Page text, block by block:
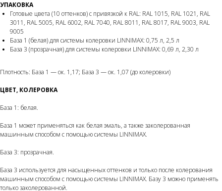
УПАКОВКА
Готовые цвета (10 оттенков) с привязкой к RAL: RAL 1015, RAL 1021, RAL
3011, RAL 5005, RAL 6002, RAL 7040, RAL 8011, RAL 8017, RAL 9003, RAL
9005
База 1 (белая) для системы колеровки LINNIMAX: 0,75 л, 2,5 л
База 3 (прозрачная) для системы колеровки LINNIMAX: 0,69 л, 2,30 л
Плотность: База 1 — ок. 1,17; База 3 — ок. 1,07 (до колеровки)
ЦВЕТ, КОЛЕРОВКА
База 1: белая.
База 1 может применяться как белая эмаль, а также заколерованная
машинным способом с помощью системы LINNIMAX.
База 3: прозрачная.
База 3 используется для насыщенных оттенков и только после колерования
машинным способом с помощью системы LINNIMAX. Базу 3 можно применять
только заколерованной.